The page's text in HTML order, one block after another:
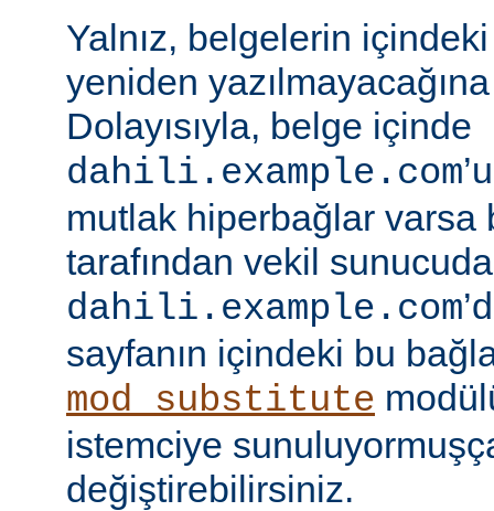
Yalnız, belgelerin
yeniden
Dolayısıyla, belge içinde
dahili.example.com
mutlak hiperbağlar varsa
tarafından vekil
dahili.example.com
sayfanın içindeki bu
mod_substitute
istemciye
değiştirebilirsiniz.